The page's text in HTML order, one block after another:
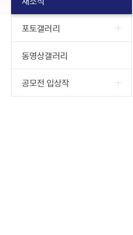
포토갤러리
동영상갤러리
공모전 입상작